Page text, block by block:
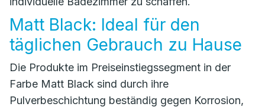
Matt Black: Ideal für den
täglichen Gebrauch zu Hause
Die Produkte im Preiseinstiegssegment in der
Farbe Matt Black sind durch ihre
Pulverbeschichtung beständig gegen Korrosion,